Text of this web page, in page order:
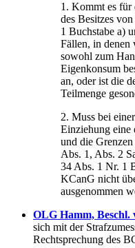
1. Kommt es für
des Besitzes
1 Buchstabe a)
Fällen, in denen
sowohl zum
Eigenkonsum
an, oder ist die
Teilmenge
2. Muss bei
Einziehung eine
und die
Abs. 1, Abs. 2
34 Abs. 1 Nr. 1
KCanG nicht
ausgenommen
OLG Hamm, Beschl.
sich mit der
Rechtsprechung des